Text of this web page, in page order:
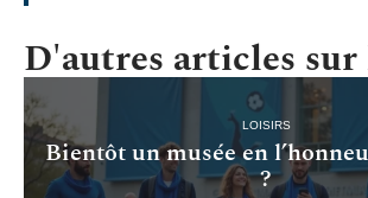
D'autres articles
LOISIRS
Bientôt un musée en
?